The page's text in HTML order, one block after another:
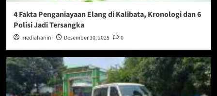
4 Fakta Penganiayaan Elang di Kalibata, Kronologi dan 6
Polisi Jadi Tersangka
mediahariini Desember 30, 2025 0